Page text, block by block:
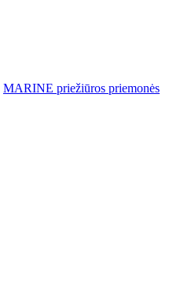
MARINE priežiūros priemonės